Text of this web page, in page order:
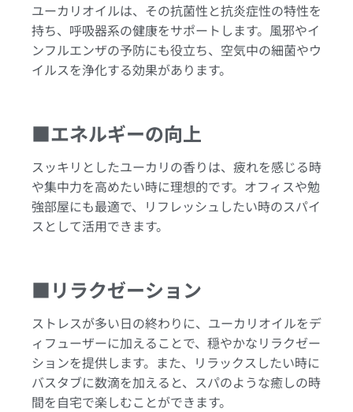
ユーカリオイルは、その抗菌性と抗炎症性の特性を
持ち、呼吸器系の健康をサポートします。風邪やイ
ンフルエンザの予防にも役立ち、空気中の細菌やウ
イルスを浄化する効果があります。
■エネルギーの向上
スッキリとしたユーカリの香りは、疲れを感じる時
や集中力を高めたい時に理想的です。オフィスや勉
強部屋にも最適で、リフレッシュしたい時のスパイ
スとして活用できます。
■リラクゼーション
ストレスが多い日の終わりに、ユーカリオイルをデ
ィフューザーに加えることで、穏やかなリラクゼー
ションを提供します。また、リラックスしたい時に
バスタブに数滴を加えると、スパのような癒しの時
間を自宅で楽しむことができます。